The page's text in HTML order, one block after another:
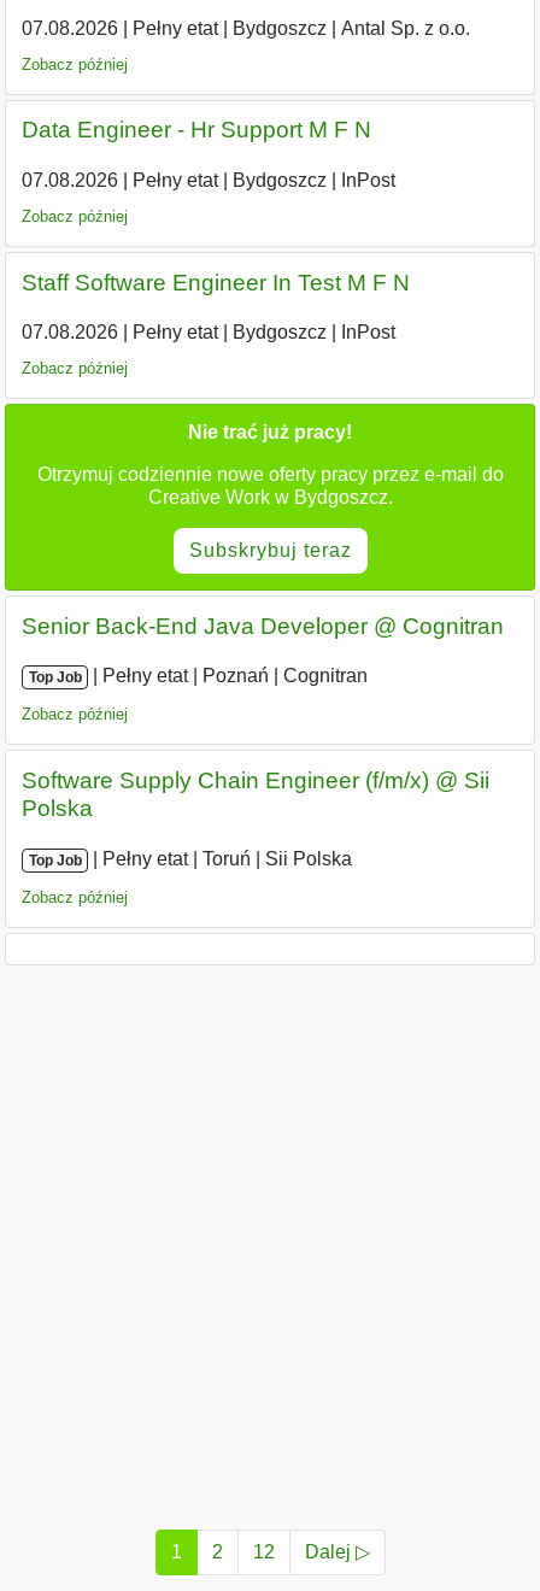
07.08.2026| Pełny etat| Bydgoszcz Antal Sp. z o.o.
Zobacz później
Data Engineer - Hr Support M F N
07.08.2026| Pełny etat| Bydgoszcz InPost
Zobacz później
Staff Software Engineer In Test M F N
07.08.2026| Pełny etat| Bydgoszcz| InPost
Zobacz później
Nie trać już pracy!
Otrzymuj codziennie nowe oferty pracy przez e-mail do
Creative Work w Bydgoszcz.
Subskrybuj teraz
Senior Back-End Java Developer @ Cognitran
Top Job Pełny etat| Poznań Cognitran
Zobacz później
Software Supply Chain Engineer (f/m/x) @ Sii
Polska
Top Job Pełny etat| Toruń Sii Polska
Zobacz później
1 2 12 Dalej ▷